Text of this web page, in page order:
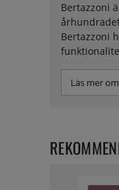
Bertazzoni
Bertazzoni
Läs mer